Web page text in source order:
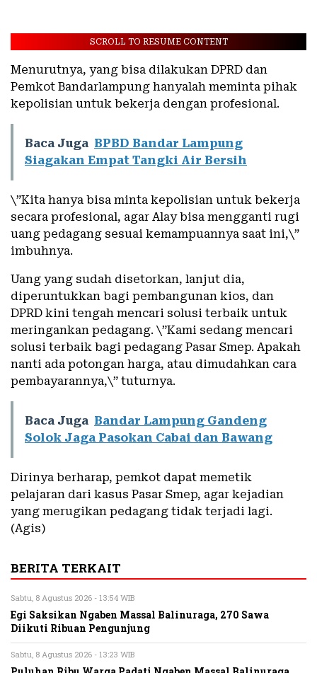
SCROLL TO RESUME CONTENT
Menurutnya, yang bisa dilakukan DPRD dan
Pemkot Bandarlampung hanyalah meminta pihak
kepolisian untuk bekerja dengan profesional.
Baca Juga BPBD Bandar Lampung
Siagakan Empat Tangki Air Bersih
\”Kita hanya bisa minta kepolisian untuk bekerja
secara profesional, agar Alay bisa mengganti rugi
uang pedagang sesuai kemampuannya saat ini,\”
imbuhnya.
Uang yang sudah disetorkan, lanjut dia,
diperuntukkan bagi pembangunan kios, dan
DPRD kini tengah mencari solusi terbaik untuk
meringankan pedagang. \”Kami sedang mencari
solusi terbaik bagi pedagang Pasar Smep. Apakah
nanti ada potongan harga, atau dimudahkan cara
pembayarannya,\” tuturnya.
Baca Juga Bandar Lampung Gandeng
Solok Jaga Pasokan Cabai dan Bawang
Dirinya berharap, pemkot dapat memetik
pelajaran dari kasus Pasar Smep, agar kejadian
yang merugikan pedagang tidak terjadi lagi.
(Agis)
BERITA TERKAIT
Sabtu, 8 Agustus 2026 - 13:54 WIB
Egi Saksikan Ngaben Massal Balinuraga, 270 Sawa
Diikuti Ribuan Pengunjung
Sabtu, 8 Agustus 2026 - 13:23 WIB